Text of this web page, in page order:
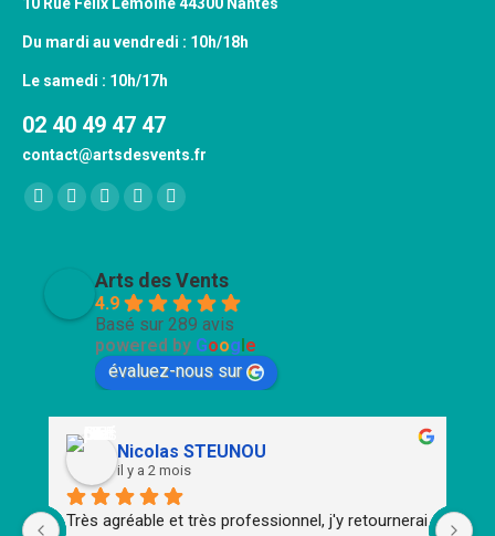
Du mardi au vendredi : 10h/18h
Le samedi : 10h/17h
02 40 49 47 47
contact@artsdesvents.fr
Trouvez nous sur :
Facebook
new
X
new
window
YouTube
in
new
window
Pinterest
in
new
window
Instagram
in
new
window
Arts des Vents
4.9
Basé sur 289 avis
powered by Google
évaluez-nous sur
Nicolas STEUNOU
il y a 2 mois
Très agréable et très professionnel, j'y retournerai